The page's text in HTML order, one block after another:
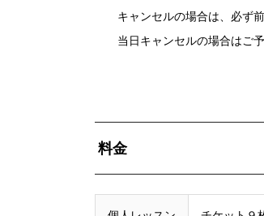
キャンセルの場合は、必ず前
当日キャンセルの場合はご予
料金